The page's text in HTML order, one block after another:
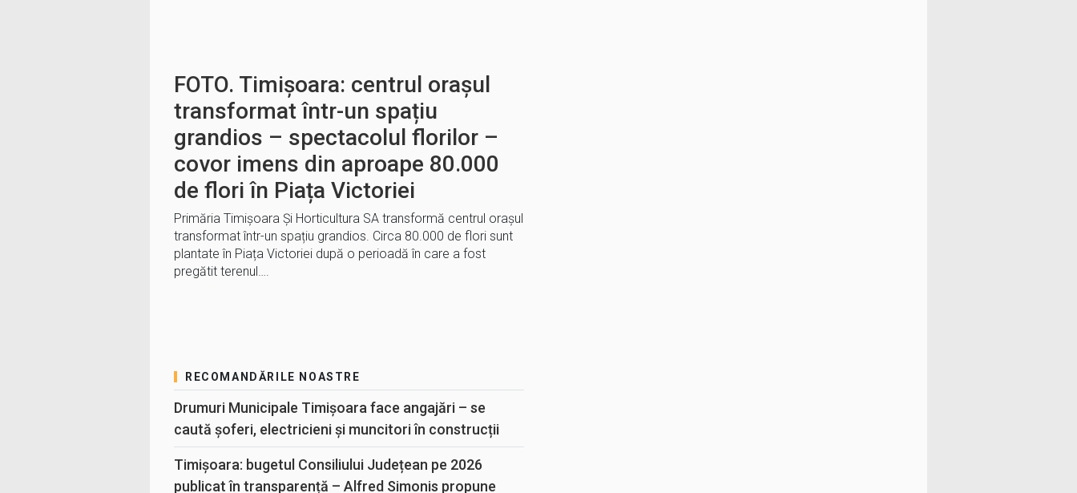
FOTO. Timișoara: centrul orașul
transformat într-un spațiu
grandios – spectacolul florilor –
covor imens din aproape 80.000
de flori în Piața Victoriei
Primăria Timișoara Și Horticultura SA transformă centrul orașul
transformat într-un spațiu grandios. Circa 80.000 de flori sunt
plantate în Piața Victoriei după o perioadă în care a fost
pregătit terenul….
RECOMANDĂRILE NOASTRE
Drumuri Municipale Timișoara face angajări – se
caută șoferi, electricieni și muncitori în construcții
Timișoara: bugetul Consiliului Județean pe 2026
publicat în transparență – Alfred Simonis propune